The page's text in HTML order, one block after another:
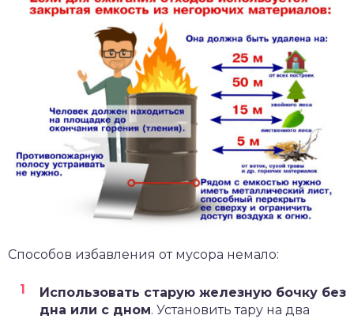
Способов избавления от мусора немало:
Использовать старую железную бочку без
дна или с дном. Установить тару на два